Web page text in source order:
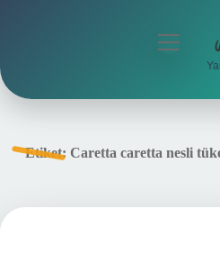
menüyü
Etiket: Caretta caretta nesli